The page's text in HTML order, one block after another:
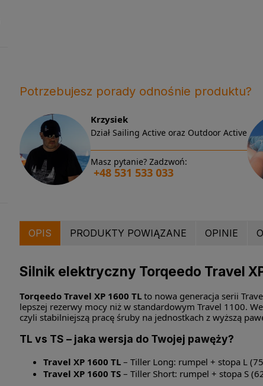
Potrzebujesz porady odnośnie produktu?
Krzysiek
Dział Sailing Active oraz Outdoor Active
Masz pytanie? Zadzwoń:
+48 531 533 033
OPIS PRODUKTY POWIĄZANE OPINIE
Silnik elektryczny Torqeedo Travel
Torqeedo Travel XP 1600 TLto nowa generacja serii
lepszej rezerwy mocy niż w standardowym Travel 1100.
czyli stabilniejszą pracę śruby na jednostkach z wyższą
TL vs TS – jaka wersja do Twojej pawęży?
Travel XP 1600 TL– Tiller Long: rumpel + stopa L
Travel XP 1600 TS– Tiller Short: rumpel + stopa S